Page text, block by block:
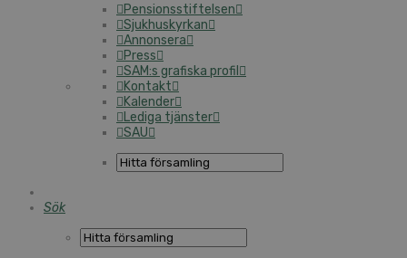
Pensionsstiftelsen
Sjukhuskyrkan
Annonsera
Press
SAM:s grafiska profil
Kontakt
Kalender
Lediga tjänster
SAU
Sök